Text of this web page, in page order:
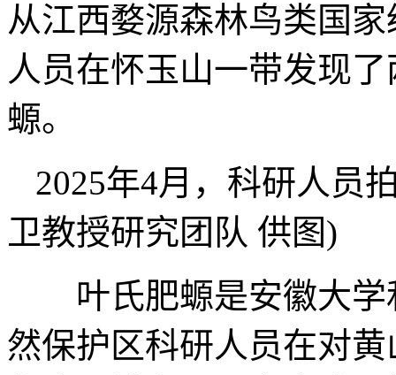
从江西婺源森林鸟类国
人员在怀玉山一带发现
螈。
2025年4月，科研人员
卫教授研究团队 供图)
叶氏肥螈是安徽大学
然保护区科研人员在对